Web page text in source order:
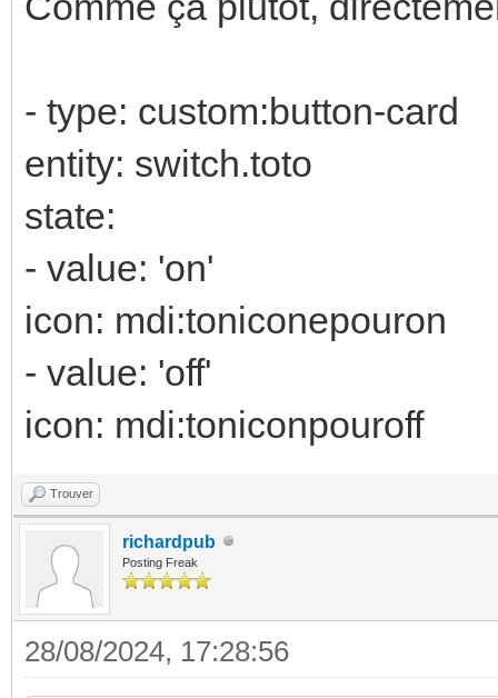
input_select:
name: Choucroute
options:
- false
- true
initial: false
noel:
name: Noël
options:
- false
- true
initial: false
# History_stats
- type: custom:button-card
entity: switch.toto
state:
- value: 'on'
icon: mdi:toniconepouron
- value: 'off'
icon: mdi:toniconpouroff
Trouver
richardpub
Posting Freak
28/08/2024, 17:28:56